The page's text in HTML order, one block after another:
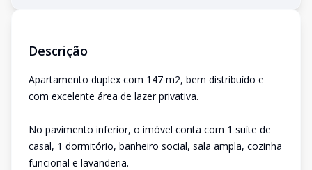
Descrição
Apartamento duplex com 147 m2, bem distribuído e
com excelente área de lazer privativa.
No pavimento inferior, o imóvel conta com 1 suíte de
casal, 1 dormitório, banheiro social, sala ampla, cozinha
funcional e lavanderia.